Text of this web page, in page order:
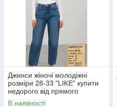
Джинси жіночі молодіжні
розміри 28-33 "LIKE" купити
недорого від прямого
постачальника
В наявності